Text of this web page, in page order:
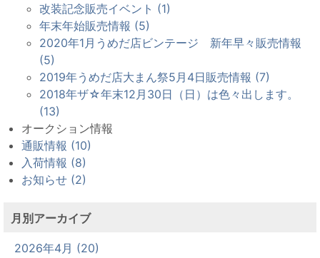
改装記念販売イベント (1)
年末年始販売情報 (5)
2020年1月うめだ店ビンテージ 新年早々販売情報
(5)
2019年うめだ店大まん祭5月4日販売情報 (7)
2018年ザ☆年末12月30日（日）は色々出します。
(13)
オークション情報
通販情報 (10)
入荷情報 (8)
お知らせ (2)
月別アーカイブ
2026年4月 (20)